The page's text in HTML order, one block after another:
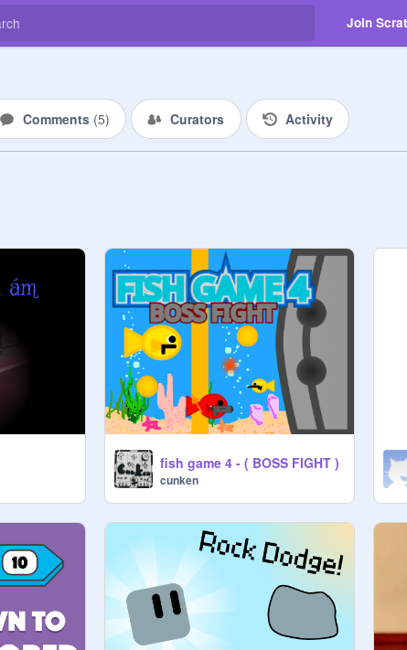
Join
Comments (5) Curators Activity
fish game 4 - ( BOSS FIGHT )
cunken